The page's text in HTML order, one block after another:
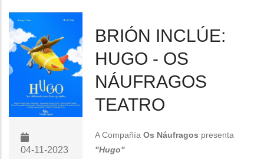
04-11-2023
BRIÓN INCLÚE:
HUGO - OS
NÁUFRAGOS
TEATRO
A CompañíaOs Náufragos presenta
"Hugo"